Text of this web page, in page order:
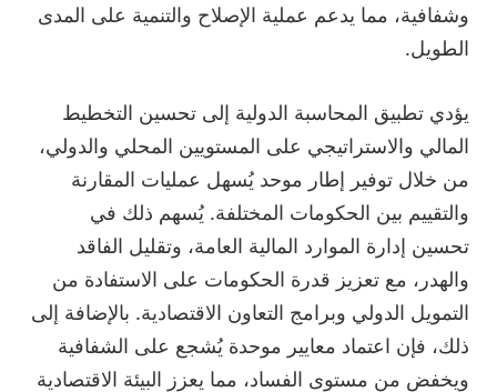
وشفافية، مما يدعم عملية الإصلاح والتنمية على المدى
الطويل.
يؤدي تطبيق المحاسبة الدولية إلى تحسين التخطيط
المالي والاستراتيجي على المستويين المحلي والدولي،
من خلال توفير إطار موحد يُسهل عمليات المقارنة
والتقييم بين الحكومات المختلفة. يُسهم ذلك في
تحسين إدارة الموارد المالية العامة، وتقليل الفاقد
والهدر، مع تعزيز قدرة الحكومات على الاستفادة من
التمويل الدولي وبرامج التعاون الاقتصادية. بالإضافة إلى
ذلك، فإن اعتماد معايير موحدة يُشجع على الشفافية
ويخفض من مستوى الفساد، مما يعزز البيئة الاقتصادية